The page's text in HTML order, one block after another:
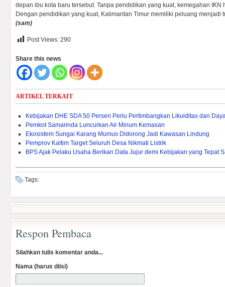
depan ibu kota baru tersebut. Tanpa pendidikan yang kuat, kemegahan
Dengan pendidikan yang kuat, Kalimantan Timur memiliki peluang menjadi
(sam)
Post Views: 290
Share this news
ARTIKEL TERKAIT
Kebijakan DHE SDA 50 Persen Perlu Pertimbangkan Likuiditas dan
Pemkot Samarinda Luncurkan Air Minum Kemasan
Ekosistem Sungai Karang Mumus Didorong Jadi Kawasan Lindung
Pemprov Kaltim Target Seluruh Desa Nikmati Listrik
BPS Ajak Pelaku Usaha Berikan Data Jujur demi Kebijakan yang Tepat
Tags:
Respon Pembaca
Silahkan tulis komentar anda...
Nama (harus diisi)